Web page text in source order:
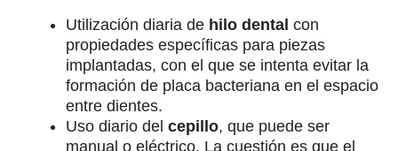
Utilización diaria de hilo dental con
propiedades específicas para piezas
implantadas, con el que se intenta evitar la
formación de placa bacteriana en el espacio
entre dientes.
Uso diario del cepillo, que puede ser
manual o eléctrico. La cuestión es que el